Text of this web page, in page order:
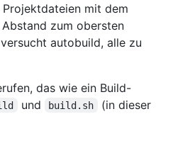
mit dem
zum obersten
autobuild, alle zu
das wie ein Build-
und build.sh
(in dieser